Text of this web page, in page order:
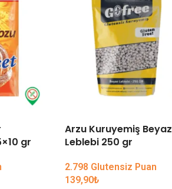
gr
Arzu Kuruyemiş Beyaz
Leblebi 250 gr
2.798 Glutensiz Puan
139,90₺